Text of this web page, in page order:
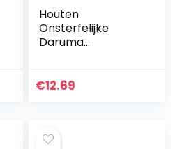
Houten
Onsterfelijke
Daruma
Daruma Pop
Benodigdheden…
€12.69